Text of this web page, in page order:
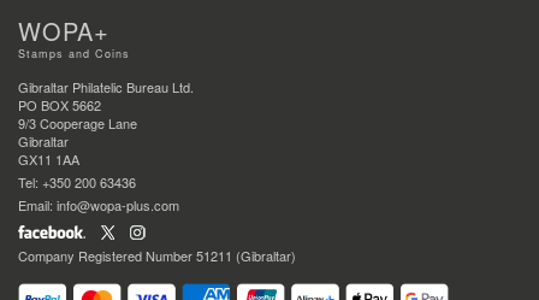
WOPA+
Stamps and Coins
Gibraltar Philatelic Bureau Ltd.
PO BOX 5662
9/3 Cooperage Lane
Gibraltar
GX11 1AA
Tel: +350 200 63436
Email: info@wopa-plus.com
Company Registered Number 51211 (Gibraltar)